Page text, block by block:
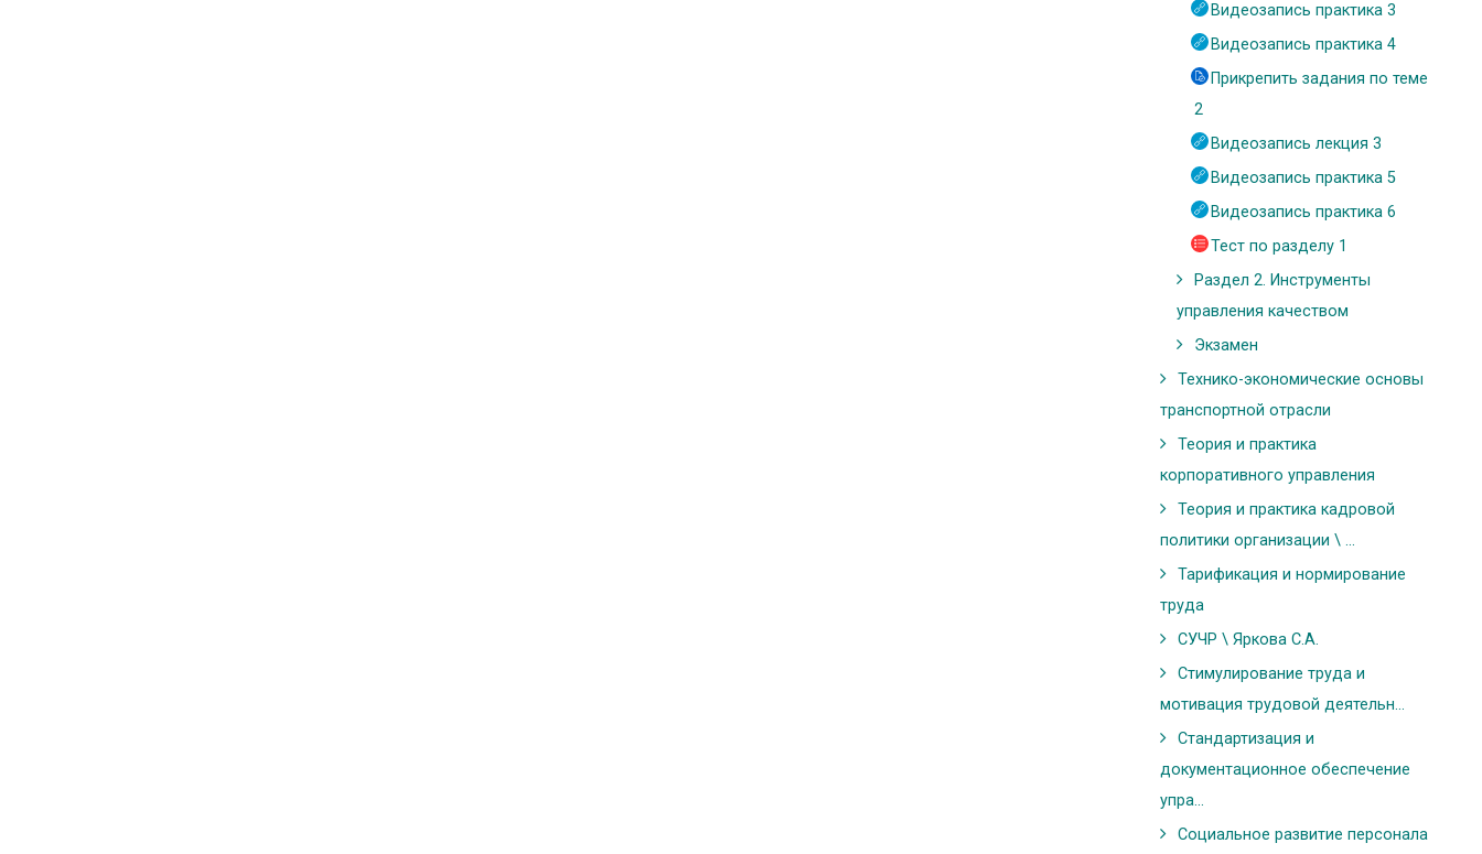
Видеозапись практика 3
Видеозапись практика 4
Прикрепить задания по теме
2
Видеозапись лекция 3
Видеозапись практика 5
Видеозапись практика 6
Тест по разделу 1
Раздел 2. Инструменты
управления качеством
Экзамен
Технико-экономические основы
транспортной отрасли
Теория и практика
корпоративного управления
Теория и практика кадровой
политики организации \ ...
Тарификация и нормирование
труда
СУЧР \ Яркова С.А.
Стимулирование труда и
мотивация трудовой деятельн...
Стандартизация и
документационное обеспечение
упра...
Социальное развитие персонала